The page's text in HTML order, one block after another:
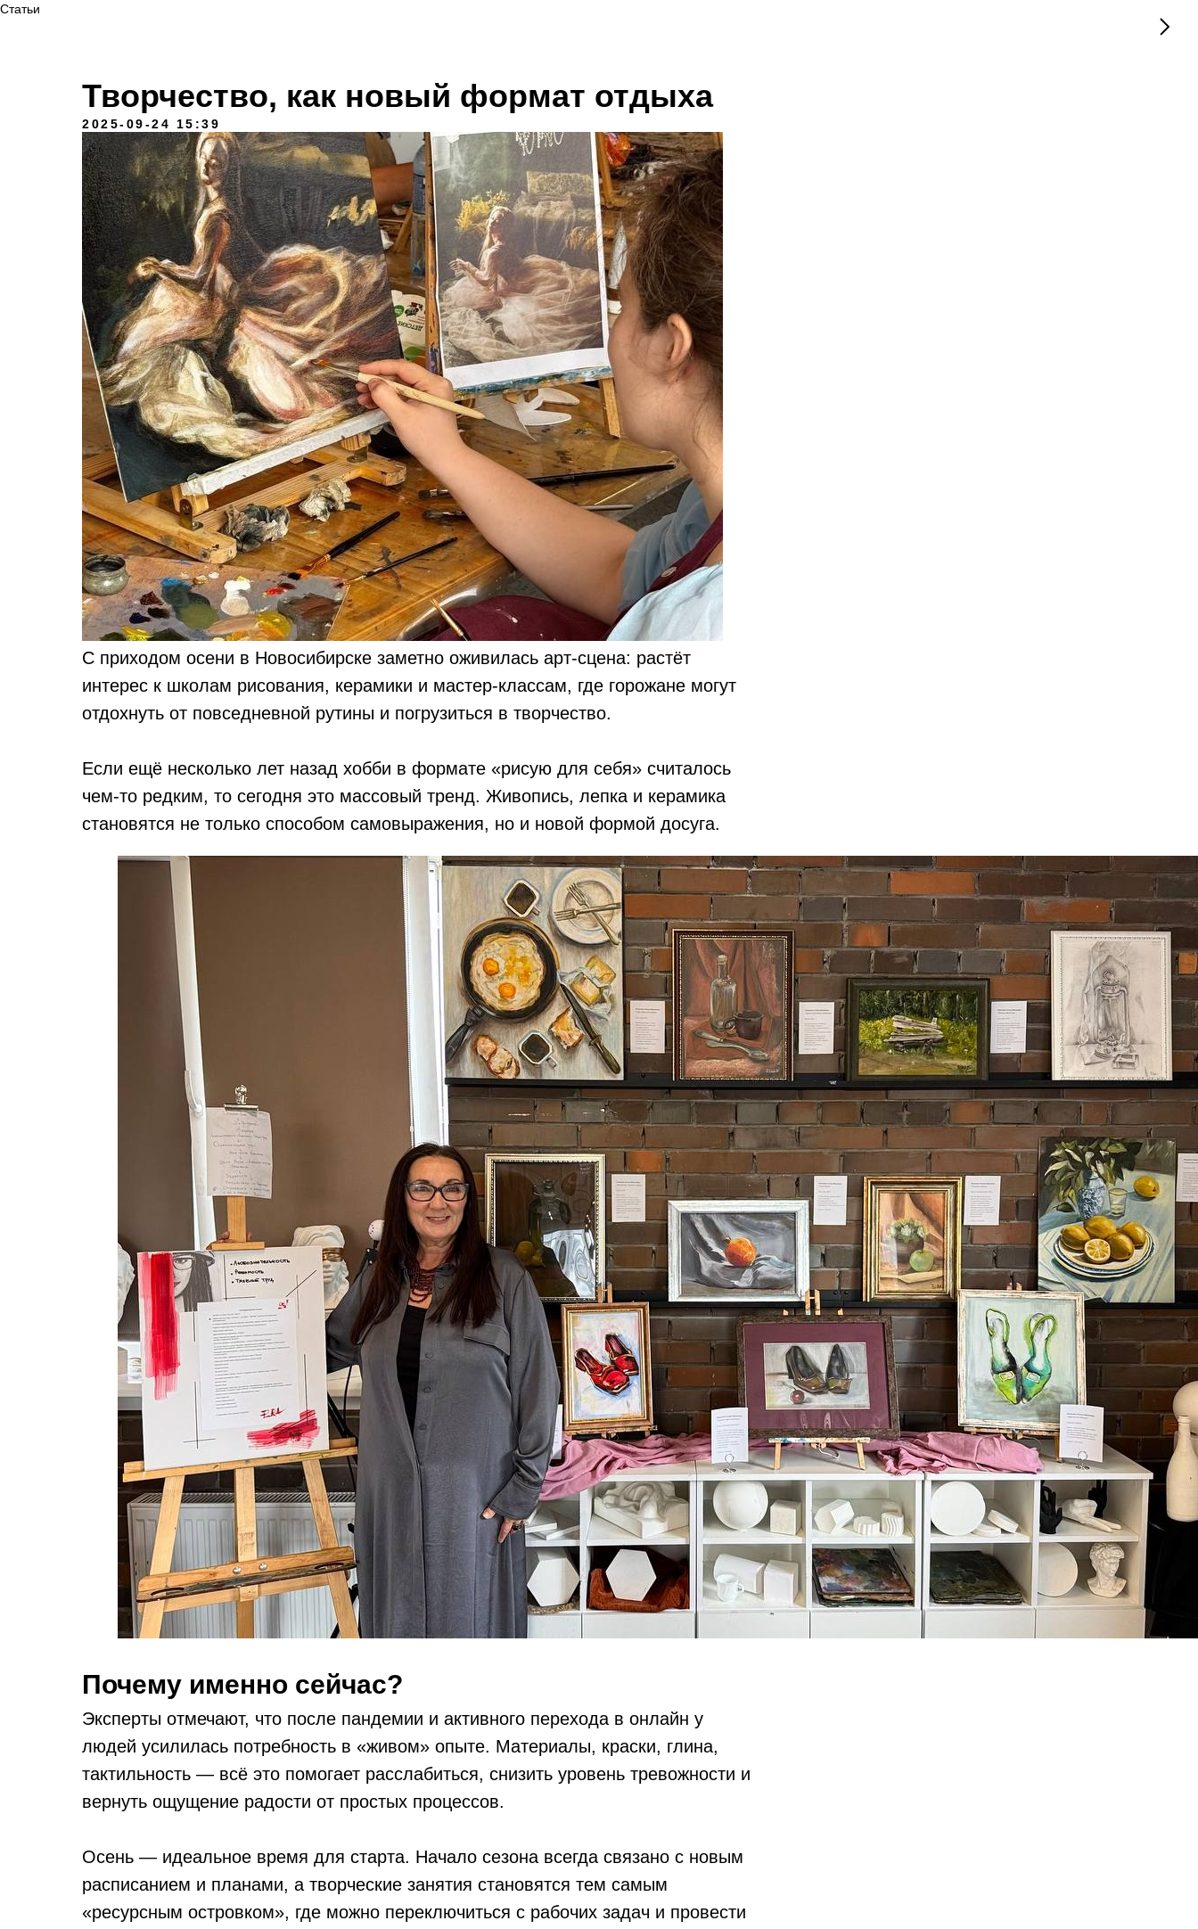
Статьи
Творчество, как новый формат отдыха
2025-09-24 15:39
С приходом осени в Новосибирске заметно оживилась арт-сцена: растёт
интерес к школам рисования, керамики и мастер-классам, где горожане могут
отдохнуть от повседневной рутины и погрузиться в творчество.
Если ещё несколько лет назад хобби в формате «рисую для себя» считалось
чем-то редким, то сегодня это массовый тренд. Живопись, лепка и керамика
становятся не только способом самовыражения, но и новой формой досуга.
Почему именно сейчас?
Эксперты отмечают, что после пандемии и активного перехода в онлайн у
людей усилилась потребность в «живом» опыте. Материалы, краски, глина,
тактильность — всё это помогает расслабиться, снизить уровень тревожности и
вернуть ощущение радости от простых процессов.
Осень — идеальное время для старта. Начало сезона всегда связано с новым
расписанием и планами, а творческие занятия становятся тем самым
«ресурсным островком», где можно переключиться с рабочих задач и провести